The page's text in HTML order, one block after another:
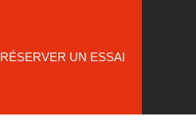
RÉSERVER UN ESSAI